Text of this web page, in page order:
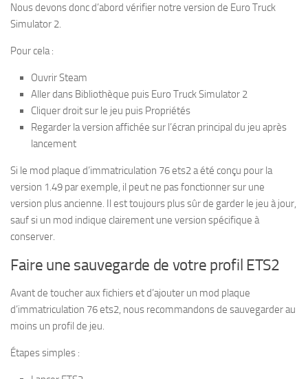
Nous devons donc d’abord vérifier notre version de Euro Truck
Simulator 2.
Pour cela :
Ouvrir Steam
Aller dans Bibliothèque puis Euro Truck Simulator 2
Cliquer droit sur le jeu puis Propriétés
Regarder la version affichée sur l’écran principal du jeu après
lancement
Si le mod plaque d’immatriculation 76 ets2 a été conçu pour la
version 1.49 par exemple, il peut ne pas fonctionner sur une
version plus ancienne. Il est toujours plus sûr de garder le jeu à jour,
sauf si un mod indique clairement une version spécifique à
conserver.
Faire une sauvegarde de votre profil ETS2
Avant de toucher aux fichiers et d’ajouter un mod plaque
d’immatriculation 76 ets2, nous recommandons de sauvegarder au
moins un profil de jeu.
Étapes simples :